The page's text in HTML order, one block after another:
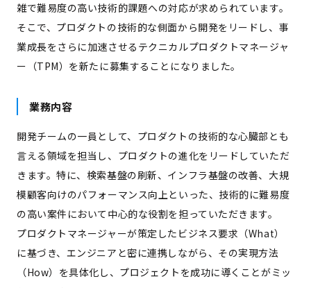
雑で難易度の高い技術的課題への対応が求められています。
そこで、プロダクトの技術的な側面から開発をリードし、事
業成長をさらに加速させるテクニカルプロダクトマネージャ
ー（TPM）を新たに募集することになりました。
業務内容
開発チームの一員として、プロダクトの技術的な心臓部とも
言える領域を担当し、プロダクトの進化をリードしていただ
きます。特に、検索基盤の刷新、インフラ基盤の改善、大規
模顧客向けのパフォーマンス向上といった、技術的に難易度
の高い案件において中心的な役割を担っていただきます。
プロダクトマネージャーが策定したビジネス要求（What）
に基づき、エンジニアと密に連携しながら、その実現方法
（How）を具体化し、プロジェクトを成功に導くことがミッ